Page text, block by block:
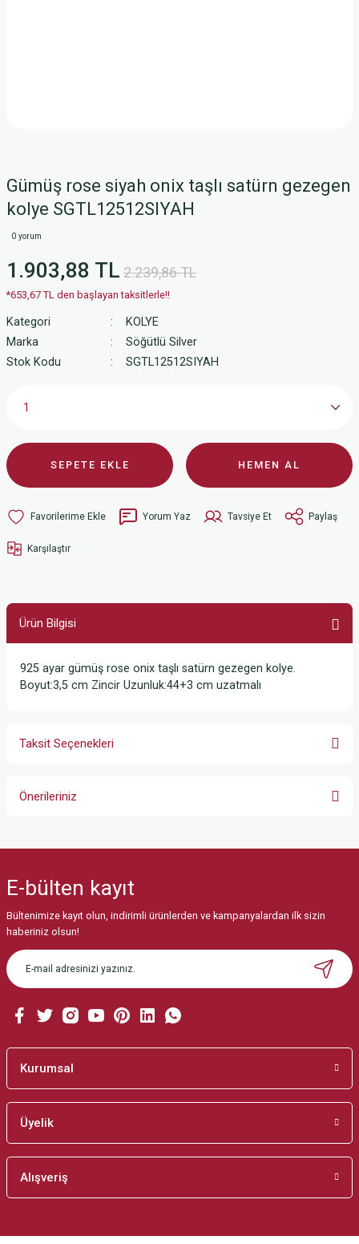
Gümüş rose siyah onix taşlı satürn gezegen
kolye SGTL12512SIYAH
0 yorum
1.903,88 TL 2.239,86 TL
*653,67 TL den başlayan taksitlerle!!
Kategori
KOLYE
Marka
Söğütlü Silver
Stok Kodu
SGTL12512SIYAH
SEPETE EKLE HEMEN AL
Yorum Yaz Tavsiye Et Paylaş
Karşılaştır
Ürün Bilgisi
925 ayar gümüş rose onix taşlı satürn gezegen kolye.
Boyut:3,5 cm Zincir Uzunluk:44+3 cm uzatmalı
Taksit Seçenekleri
Önerileriniz
Görüş ve önerileriniz için teşekkür ederiz.
Ürün resmi kalitesiz, bozuk veya görüntülenemiyor.
Ürün açıklamasında eksik bilgiler bulunuyor.
Ürün bilgilerinde hatalar bulunuyor.
Bu ürüne benzer farklı alternatifler olmalı.
E-bülten kayıt
Bültenimize kayıt olun, indirimli ürünlerden ve kampanyalardan ilk sizin
haberiniz olsun!
Kurumsal
Üyelik
Alışveriş